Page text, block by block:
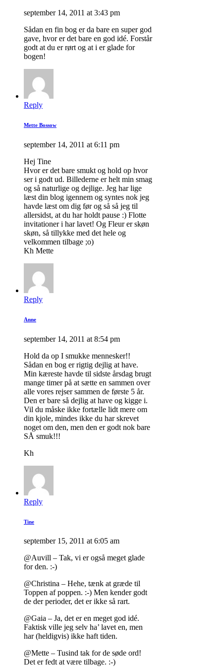
september 14, 2011 at 3:43 pm
Sådan en fin bog er da bare en super god
gave, hvor er det bare en god idé. Forstår
godt at du er rørt og at i er glade for
bogen!
Reply
Mette Bossow
september 14, 2011 at 6:11 pm
Hej Tine
Hvor er det bare smukt og hold op hvor
ser i godt ud. Billederne er helt min smag
og så naturlige og dejlige. Jeg har lige
læst din blog igennem og syntes nok jeg
havde læst om dig før og så så jeg til
allersidst, at du har holdt pause :) Flotte
invitationer i har lavet! Og Fleur er skøn
skøn, så tillykke med det hele og
velkommen tilbage ;o)
Kh Mette
Reply
Anne
september 14, 2011 at 8:54 pm
Hold da op I smukke mennesker!!
Sådan en bog er rigtig dejlig at have.
Min kæreste havde til sidste årsdag brugt
mange timer på at sætte en sammen over
alle vores rejser sammen de første 5 år.
Den er bare så dejlig at have og kigge i.
Vil du måske ikke fortælle lidt mere om
din kjole, mindes ikke du har skrevet
noget om den, men den er godt nok bare
SÅ smuk!!!
Kh
Reply
Tine
september 15, 2011 at 6:05 am
@Auvill – Tak, vi er også meget glade
for den. :-)
@Christina – Hehe, tænk at græde til
Toppen af poppen. :-) Men kender godt
de der perioder, det er ikke så rart.
@Gaia – Ja, det er en meget god idé.
Faktisk ville jeg selv ha’ lavet en, men
har (heldigvis) ikke haft tiden.
@Mette – Tusind tak for de søde ord!
Det er fedt at være tilbage. :-)